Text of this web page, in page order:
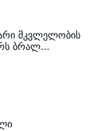
მკვლელობის
ბრალ...